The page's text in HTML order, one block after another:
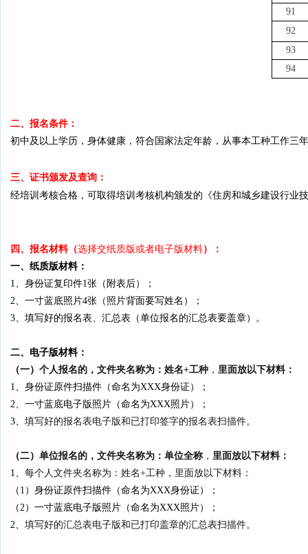
91
92
93
94
二、报名条件：
初中及以上学历，身体健康，符合国家法定年龄，从事本工种工作三
三、证书颁发及查询：
经培训考核合格，可取得培训考核机构颁发的《住房和城乡建设行业
四、报名材料（选择交纸质版或者电子版材料） ：
一、纸质版材料：
1、身份证复印件1张（附表后）
；
2、一寸蓝底照片4张（照片背面要写姓名）；
3、填写好的报名表、汇总表（单位报名的汇总表要盖章）。
二、电子版材料：
（一） 个人报名的，文件夹名称为：姓名+工种 ， 里面放以下材料 ：
1、身份证原件扫描件（命名为XXX身份证）；
2、一寸蓝底电子版照片（命名为XXX照片）；
3、 填写好的报名表电子版和已打印签字的报名表扫描件。
（二） 单位报名的，文件夹名称为：单位全称 ， 里面放以下材料 ：
1、 每个人文件夹名称为：姓名+工种，里面放以下材料：
（1）身份证原件扫描件（命名为XXX身份证）；
（2）一寸蓝底电子版照片（命名为XXX照片）；
2、 填写好的汇总表电子版和已打印盖章的汇总表扫描件。